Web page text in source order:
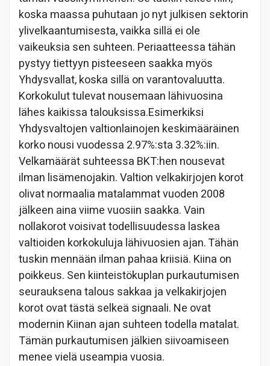
koska maassa puhutaan jo nyt julkisen sektorin
ylivelkaantumisesta, vaikka sillä ei ole
vaikeuksia sen suhteen. Periaatteessa tähän
pystyy tiettyyn pisteeseen saakka myös
Yhdysvallat, koska sillä on varantovaluutta.
Korkokulut tulevat nousemaan lähivuosina
lähes kaikissa talouksissa.Esimerkiksi
Yhdysvaltojen valtionlainojen keskimääräinen
korko nousi vuodessa 2.97%:sta 3.32%:iin.
Velkamäärät suhteessa BKT:hen nousevat
ilman lisämenojakin. Valtion velkakirjojen korot
olivat normaalia matalammat vuoden 2008
jälkeen aina viime vuosiin saakka. Vain
nollakorot voisivat todellisuudessa laskea
valtioiden korkokuluja lähivuosien ajan. Tähän
tuskin mennään ilman pahaa kriisiä. Kiina on
poikkeus. Sen kiinteistökuplan purkautumisen
seurauksena talous sakkaa ja velkakirjojen
korot ovat tästä selkeä signaali. Ne ovat
modernin Kiinan ajan suhteen todella matalat.
Tämän purkautumisen jälkien siivoamiseen
menee vielä useampia vuosia.